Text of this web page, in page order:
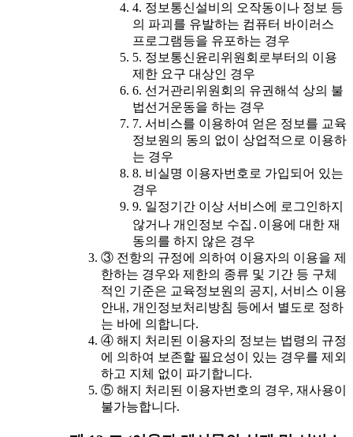
4. 정보통신설비의 오작동이나 정보 등
의 파괴를 유발하는 컴퓨터 바이러스
프로그램등을 유포하는 경우
5. 정보통신윤리위원회로부터의 이용
제한 요구 대상인 경우
6. 선거관리위원회의 유권해석 상의 불
법선거운동을 하는 경우
7. 서비스를 이용하여 얻은 정보를 교육
정보원의 동의 없이 상업적으로 이용하
는 경우
8. 비실명 이용자번호로 가입되어 있는
경우
9. 일정기간 이상 서비스에 로그인하지
않거나 개인정보 수집․이용에 대한 재
동의를 하지 않은 경우
③ 전항의 규정에 의하여 이용자의 이용을 제
한하는 경우와 제한의 종류 및 기간 등 구체
적인 기준은 교육정보원의 공지, 서비스 이용
안내, 개인정보처리방침 등에서 별도로 정하
는 바에 의합니다.
④ 해지 처리된 이용자의 정보는 법령의 규정
에 의하여 보존할 필요성이 있는 경우를 제외
하고 지체 없이 파기합니다.
⑤ 해지 처리된 이용자번호의 경우, 재사용이
불가능합니다.